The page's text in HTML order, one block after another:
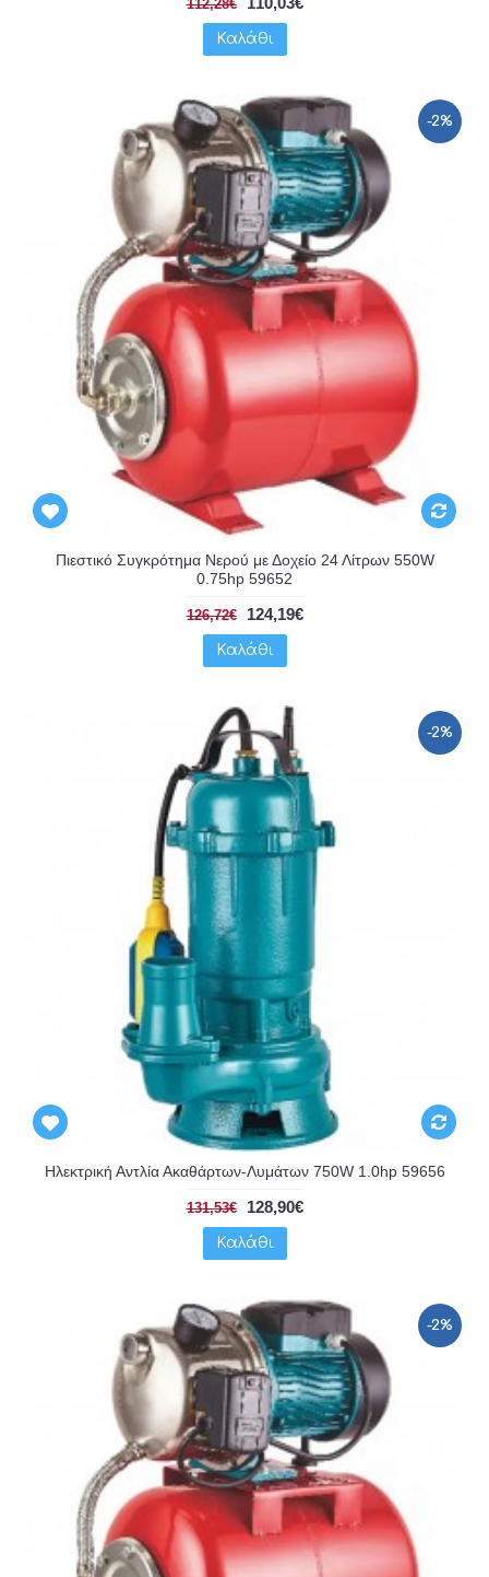
112,28€
Καλάθι
-2%
Πιεστικό Συγκρότημα Νερού με Δοχείο 24 Λίτρων 550W
0.75hp 59652
126,72€ 124,19€
Καλάθι
-2%
Ηλεκτρική Αντλία Ακαθάρτων-Λυμάτων 750W 1.0hp 59656
131,53€ 128,90€
Καλάθι
-2%